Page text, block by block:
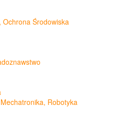
Środowiska
Robotyka